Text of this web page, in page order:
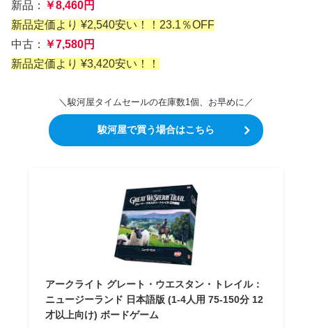
新品： ￥8,460円
新品定価より ¥2,540安い！！23.1％OFF
中古： ￥7,580円
新品定価より ¥3,420安い！！
＼駿河屋タイムセールの在庫数1個、お早めに／
駿河屋で買う場合はこちら
アークライト グレート・ウエスタン・トレイル：
ニュージーランド 日本語版 (1-4人用 75-150分 12
才以上向け) ボードゲーム